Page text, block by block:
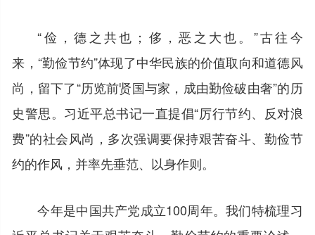
“俭，德之共也；侈，恶之大也。”古往今
来，“勤俭节约”体现了中华民族的价值取向和道德风
尚，留下了“历览前贤国与家，成由勤俭破由奢”的历
史警思。习近平总书记一直提倡“厉行节约、反对浪
费”的社会风尚，多次强调要保持艰苦奋斗、勤俭节
约的作风，并率先垂范、以身作则。
今年是中国共产党成立100周年。我们特梳理习